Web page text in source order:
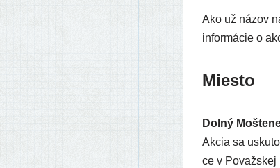
Ako už názov
infor­má­cie o
Miesto
Dolný
Akcia sa
ce v Považskej